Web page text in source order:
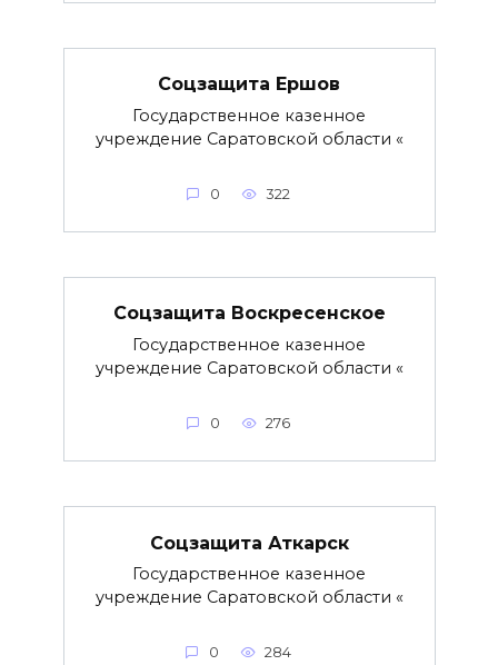
Соцзащита Ершов
Государственное казенное
учреждение Саратовской области «
0 322
Соцзащита Воскресенское
Государственное казенное
учреждение Саратовской области «
0 276
Соцзащита Аткарск
Государственное казенное
учреждение Саратовской области «
0 284